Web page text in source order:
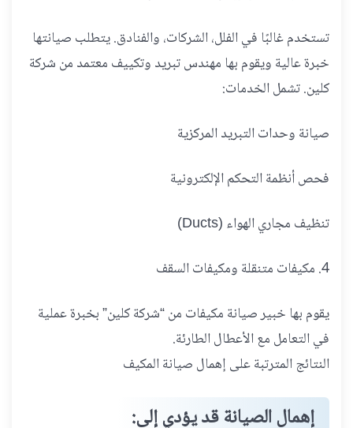
تستخدم غالبًا في الفلل، الشركات، والفنادق. يتطلب صيانتها
خبرة عالية ويقوم بها مهندس تبريد وتكييف معتمد من شركة
كلين. تشمل الخدمات:
صيانة وحدات التبريد المركزية
فحص أنظمة التحكم الإلكترونية
تنظيف مجاري الهواء (Ducts)
4. مكيفات متنقلة ومكيفات السقف
يقوم بها خبير صيانة مكيفات من “شركة كلين” بخبرة عملية
في التعامل مع الأعطال الطارئة.
النتائج المترتبة على إهمال صيانة المكيف
إهمال الصيانة قد يؤدي إلى: